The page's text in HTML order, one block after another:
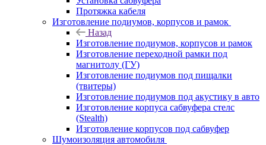
Протяжка кабеля
Изготовление подиумов, корпусов и рамок
Назад
Изготовление подиумов, корпусов и рамок
Изготовление переходной рамки под
магнитолу (ГУ)
Изготовление подиумов под пищалки
(твитеры)
Изготовление подиумов под акустику в авто
Изготовление корпуса сабвуфера стелс
(Stealth)
Изготовление корпусов под сабвуфер
Шумоизоляция автомобиля